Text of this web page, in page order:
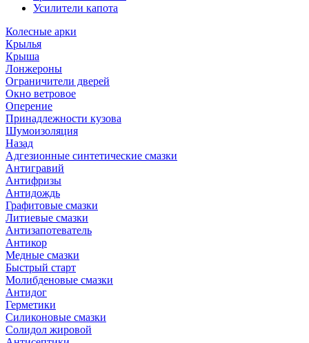
Усилители капота
Колесные арки
Крылья
Крыша
Лонжероны
Ограничители дверей
Окно ветровое
Оперение
Принадлежности кузова
Шумоизоляция
Назад
Адгезионные синтетические смазки
Антигравий
Антифризы
Антидождь
Графитовые смазки
Литиевые смазки
Антизапотеватель
Антикор
Медные смазки
Быстрый старт
Молибденовые смазки
Антидог
Герметики
Силиконовые смазки
Солидол жировой